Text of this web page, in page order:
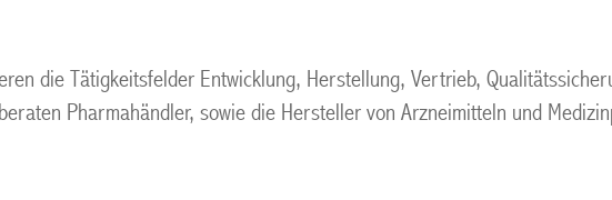
die Tätigkeitsfelder Entwicklung, Herstellung, Vertrieb,
Pharmahändler, sowie die Hersteller von Arzneimitteln und